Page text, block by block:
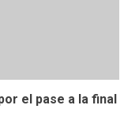
el pase a la final